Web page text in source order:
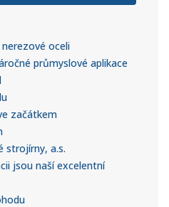
oceli
průmyslové aplikace
začátkem
strojírny, a.s.
jsou naší excelentní